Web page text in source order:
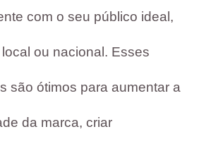
com o seu público ideal,
ou nacional. Esses
são ótimos para aumentar a
da marca, criar